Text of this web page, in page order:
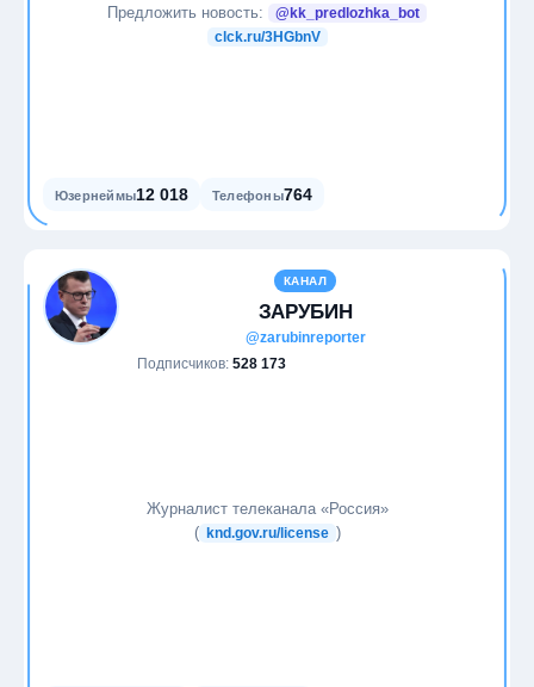
Предложить новость:
@kk_predlozhka_bot
clck.ru/3HGbnV
Юзернеймы12 018 Телефоны764
КАНАЛ
ЗАРУБИН
@zarubinreporter
Подписчиков: 528 173
Журналист телеканала «Россия»
( knd.gov.ru/license )